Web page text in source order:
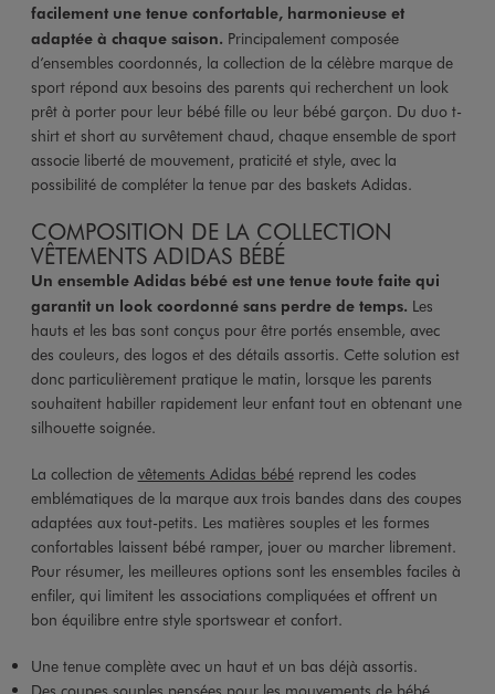
facilement une tenue confortable, harmonieuse et
adaptée à chaque saison. Principalement composée
d’ensembles coordonnés, la collection de la célèbre marque de
sport répond aux besoins des parents qui recherchent un look
prêt à porter pour leur bébé fille ou leur bébé garçon. Du duo t-
shirt et short au survêtement chaud, chaque ensemble de sport
associe liberté de mouvement, praticité et style, avec la
possibilité de compléter la tenue par des baskets Adidas.
COMPOSITION DE LA COLLECTION
VÊTEMENTS ADIDAS BÉBÉ
Un ensemble Adidas bébé est une tenue toute faite qui
garantit un look coordonné sans perdre de temps. Les
hauts et les bas sont conçus pour être portés ensemble, avec
des couleurs, des logos et des détails assortis. Cette solution est
donc particulièrement pratique le matin, lorsque les parents
souhaitent habiller rapidement leur enfant tout en obtenant une
silhouette soignée.
La collection de vêtements Adidas bébéreprend les codes
emblématiques de la marque aux trois bandes dans des coupes
adaptées aux tout-petits. Les matières souples et les formes
confortables laissent bébé ramper, jouer ou marcher librement.
Pour résumer, les meilleures options sont les ensembles faciles à
enfiler, qui limitent les associations compliquées et offrent un
bon équilibre entre style sportswear et confort.
Une tenue complète avec un haut et un bas déjà assortis.